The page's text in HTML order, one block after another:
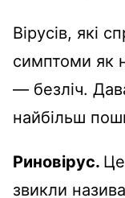
Вірусів, які
симптоми як
— безліч.
найбільш
Риновірус.
звикли